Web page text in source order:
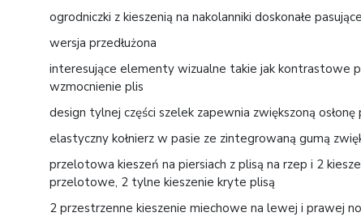
ogrodniczki z kieszenią na nakolanniki doskonałe
wersja przedłużona
interesujące elementy wizualne takie jak kontrastowe
wzmocnienie plis
design tylnej części szelek zapewnia zwiększoną
elastyczny kołnierz w pasie ze zintegrowaną gumą
przelotowa kieszeń na piersiach z plisą na rzep i 2
przelotowe, 2 tylne kieszenie kryte plisą
2 przestrzenne kieszenie miechowe na lewej i prawej